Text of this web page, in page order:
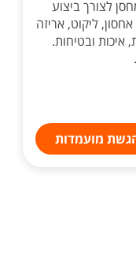
לצורך ביצוע
ליקוט, אריזה
איכות ובטיחות.
מועמדות